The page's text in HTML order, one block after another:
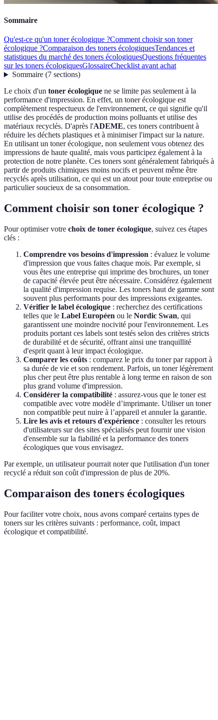
Sommaire
Qu'est-ce qu'un toner écologique ?Comment choisir son toner
écologique ?Comparaison des toners écologiquesTendances et
statistiques du marché des toners écologiquesQuestions fréquentes
sur les toners écologiquesGlossaireChecklist avant achat
Sommaire(7 sections)
Le choix d'un toner écologique ne se limite pas seulement à la
performance d'impression. En effet, un toner écologique est
complètement respectueux de l'environnement, ce qui signifie qu'il
utilise des procédés de production moins polluants et utilise des
matériaux recyclés. D'après l'ADEME, ces toners contribuent à
réduire les déchets plastiques et à minimiser l'impact sur la nature.
En utilisant un toner écologique, non seulement vous obtenez des
impressions de haute qualité, mais vous participez également à la
protection de notre planète. Ces toners sont généralement fabriqués à
partir de produits chimiques moins nocifs et peuvent même être
recyclés après utilisation, ce qui est un atout pour toute entreprise ou
particulier soucieux de sa consommation.
Comment choisir son toner écologique ?
Pour optimiser votre choix de toner écologique, suivez ces étapes
clés :
Comprendre vos besoins d'impression : évaluez le volume
d'impression que vous faites chaque mois. Par exemple, si
vous êtes une entreprise qui imprime des brochures, un toner
de capacité élevée peut être nécessaire. Considérez également
la qualité d'impression requise. Les toners haut de gamme sont
souvent plus performants pour des impressions exigeantes.
Vérifier le label écologique : recherchez des certifications
telles que le Label Européen ou le Nordic Swan, qui
garantissent une moindre nocivité pour l'environnement. Les
produits portant ces labels sont testés selon des critères stricts
de durabilité et de sécurité, offrant ainsi une tranquillité
d'esprit quant à leur impact écologique.
Comparer les coûts : comparez le prix du toner par rapport à
sa durée de vie et son rendement. Parfois, un toner légèrement
plus cher peut être plus rentable à long terme en raison de son
plus grand volume d'impression.
Considérer la compatibilité : assurez-vous que le toner est
compatible avec votre modèle d’imprimante. Utiliser un toner
non compatible peut nuire à l’appareil et annuler la garantie.
Lire les avis et retours d'expérience : consulter les retours
d'utilisateurs sur des sites spécialisés peut fournir une vision
d'ensemble sur la fiabilité et la performance des toners
écologiques que vous envisagez.
Par exemple, un utilisateur pourrait noter que l'utilisation d'un toner
recyclé a réduit son coût d'impression de plus de 20%.
Comparaison des toners écologiques
Pour faciliter votre choix, nous avons comparé certains types de
toners sur les critères suivants : performance, coût, impact
écologique et compatibilité.